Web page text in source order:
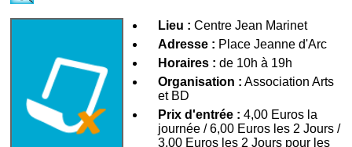
Lieu : Centre Jean Marinet
Adresse : Place Jeanne d'Arc
Horaires : de 10h à 19h
Organisation : Association Arts
et BD
Prix d'entrée : 4,00 Euros la
journée / 6,00 Euros les 2 Jours /
3,00 Euros les 2 Jours pour les